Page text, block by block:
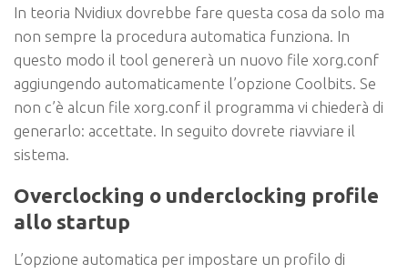
In teoria Nvidiux dovrebbe fare questa cosa da solo ma
non sempre la procedura automatica funziona. In
questo modo il tool genererà un nuovo file xorg.conf
aggiungendo automaticamente l’opzione Coolbits. Se
non c’è alcun file xorg.conf il programma vi chiederà di
generarlo: accettate. In seguito dovrete riavviare il
sistema.
Overclocking o underclocking profile
allo startup
L’opzione automatica per impostare un profilo di